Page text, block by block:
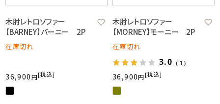
木肘レトロソファー
【BARNEY】バーニー 2P
在庫切れ
36,900 税込
木肘レトロソファー
【MORNEY】モーニー 2P
在庫切れ
3.0 （1）
36,900 税込